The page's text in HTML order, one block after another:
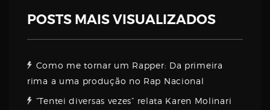
POSTS MAIS VISUALIZADOS
Como me tornar um Rapper: Da primeira
rima a uma produção no Rap Nacional
“Tentei diversas vezes” relata Karen Molinari